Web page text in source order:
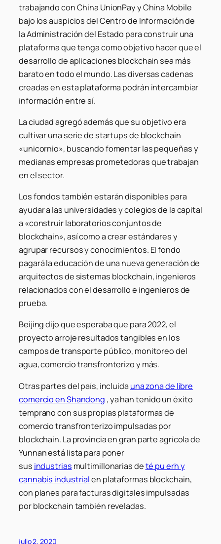
trabajando con China UnionPay y China Mobile
bajo los auspicios del Centro de Información de
la Administración del Estado para construir una
plataforma que tenga como objetivo hacer que el
desarrollo de aplicaciones blockchain sea más
barato en todo el mundo. Las diversas cadenas
creadas en esta plataforma podrán intercambiar
información entre sí.
La ciudad agregó además que su objetivo era
cultivar una serie de startups de blockchain
«unicornio», buscando fomentar las pequeñas y
medianas empresas prometedoras que trabajan
en el sector.
Los fondos también estarán disponibles para
ayudar a las universidades y colegios de la capital
a «construir laboratorios conjuntos de
blockchain», así como a crear estándares y
agrupar recursos y conocimientos. El fondo
pagará la educación de una nueva generación de
arquitectos de sistemas blockchain, ingenieros
relacionados con el desarrollo e ingenieros de
prueba.
Beijing dijo que esperaba que para 2022, el
proyecto arroje resultados tangibles en los
campos de transporte público, monitoreo del
agua, comercio transfronterizo y más.
Otras partes del país, incluida una zona de libre
comercio en Shandong , ya han tenido un éxito
temprano con sus propias plataformas de
comercio transfronterizo impulsadas por
blockchain. La provincia en gran parte agrícola de
Yunnan está lista para poner
sus industrias multimillonarias deté pu erh y
cannabis industrialen plataformas blockchain,
con planes para facturas digitales impulsadas
por blockchain también reveladas.
julio 2, 2020